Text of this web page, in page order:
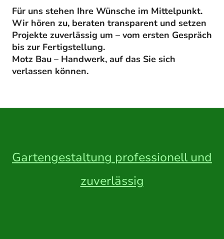
Für uns stehen Ihre Wünsche im Mittelpunkt.
Wir hören zu, beraten transparent und setzen
Projekte zuverlässig um – vom ersten Gespräch
bis zur Fertigstellung.
Motz Bau – Handwerk, auf das Sie sich
verlassen können.
Gartengestaltung professionell und
zuverlässig